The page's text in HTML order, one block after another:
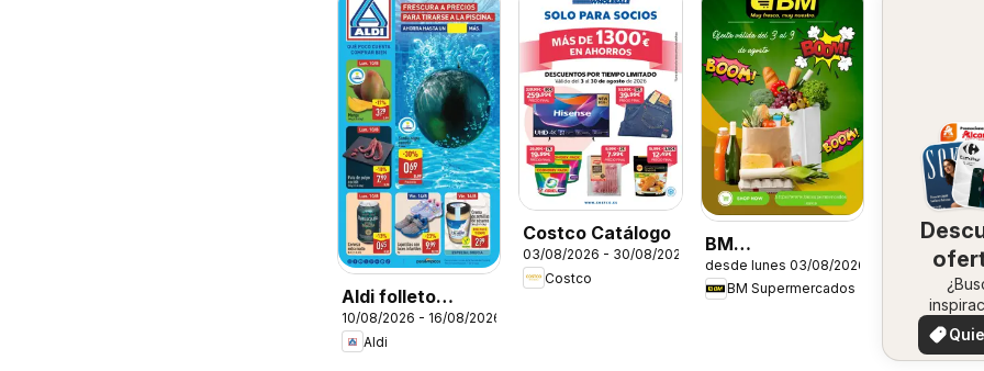
Aldi folleto
Canarias
10/08/2026 - 16/08/2026
Aldi
Costco Catálogo
03/08/2026 - 30/08/2026
Costco
BM
Supermercados
Folleto
desde lunes 03/08/2026
BM Supermercados
en
¡Vea
ofertas
ver